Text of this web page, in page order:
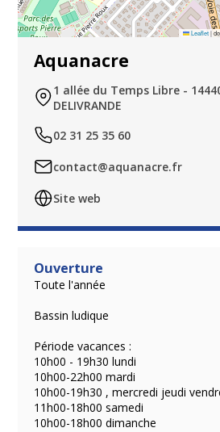
Leaflet |
Aquanacre
1 allée du Temps Libre -
DELIVRANDE
02 31 25 35 60
contact@aquanacre.fr
Site web
Ouverture
Toute l'année
Bassin ludique
Période vacances :
10h00 - 19h30 lundi
10h00-22h00 mardi
10h00-19h30 , mercredi jeudi
11h00-18h00 samedi
10h00-18h00 dimanche